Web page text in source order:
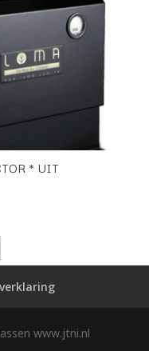
* UIT
www.jtni.nl